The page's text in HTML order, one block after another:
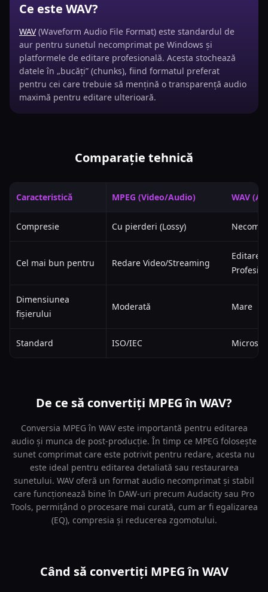
Ce este WAV?
WAV(Waveform Audio File Format) este standardul de
aur pentru sunetul necomprimat pe Windows și
platformele de editare profesională. Acesta stochează
datele în „bucăți” (chunks), fiind formatul preferat
pentru cei care trebuie să mențină o transparență audio
maximă pentru editare ulterioară.
Comparație tehnică
Caracteristică MPEG (Video/Audio) WAV
Compresie Cu pierderi (Lossy)
Cel mai bun pentru Redare Video/Streaming
Editare
Dimensiunea
fișierului
Moderată Mare
Standard ISO/IEC
De ce să convertiți MPEG în WAV?
Conversia MPEG în WAV este importantă pentru editarea
audio și munca de post-producție. În timp ce MPEG folosește
sunet comprimat care este potrivit pentru redare, acesta nu
este ideal pentru editarea detaliată sau restaurarea
sunetului. WAV oferă un format audio necomprimat și stabil
care funcționează bine în DAW-uri precum Audacity sau Pro
Tools, permițând o procesare mai curată, cum ar fi egalizarea
(EQ), compresia și reducerea zgomotului.
Când să convertiți MPEG în WAV